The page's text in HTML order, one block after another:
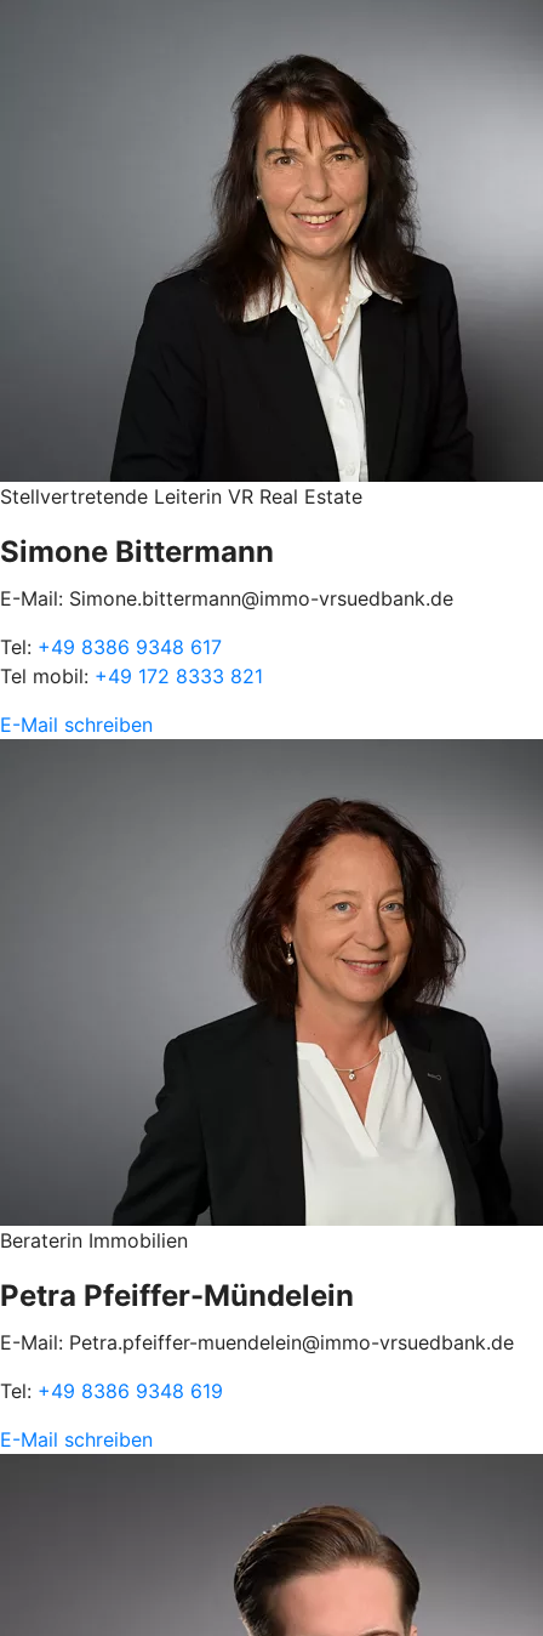
Stellvertretende Leiterin VR Real Estate
Simone Bittermann
E-Mail: Simone.bittermann@immo-vrsuedbank.de
Tel: +49 8386 9348 617
Tel mobil: +49 172 8333 821
E-Mail schreiben
Beraterin Immobilien
Petra Pfeiffer-Mündelein
E-Mail: Petra.pfeiffer-muendelein@immo-vrsuedbank.de
Tel: +49 8386 9348 619
E-Mail schreiben